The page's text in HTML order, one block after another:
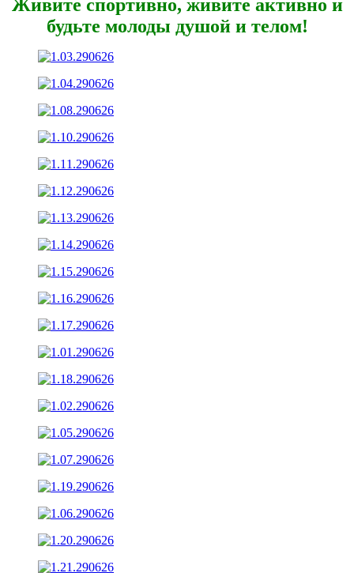
Живите спортивно, живите активно и
будьте молоды душой и телом!